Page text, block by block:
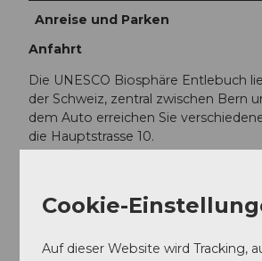
Anreise und Parken
Anfahrt
Die UNESCO Biosphäre Entlebuch
der Schweiz, zentral zwischen Bern
dem Auto erreichen Sie
die Hauptstrasse 10.
Cookie-
Auf dieser Website wird Tracking,